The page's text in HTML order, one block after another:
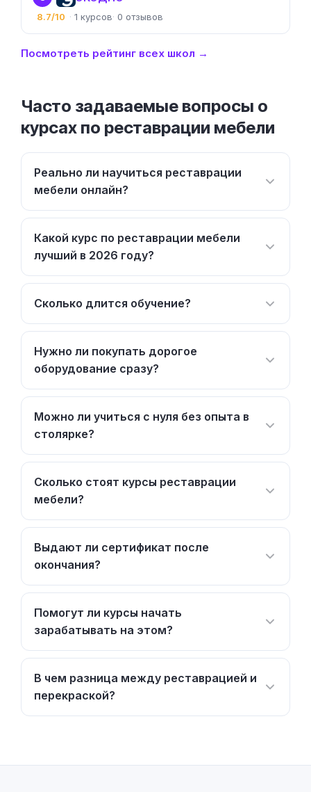
8.7/10 1 0
Посмотреть рейтинг всех школ →
Часто задаваемые вопросы о
курсах по реставрации мебели
Реально ли научиться реставрации
мебели онлайн?
Какой курс по реставрации мебели
лучший в 2026 году?
Сколько длится обучение?
Нужно ли покупать дорогое
оборудование сразу?
Можно ли учиться с нуля без опыта в
столярке?
Сколько стоят курсы реставрации
мебели?
Выдают ли сертификат после
окончания?
Помогут ли курсы начать
зарабатывать на этом?
В чем разница между реставрацией и
перекраской?